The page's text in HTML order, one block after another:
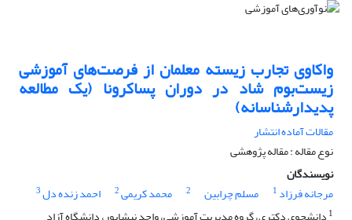
واکاوی تجارب ‌زیسته ‌معلمان از فرصت‌های آموزشی
زیست‌بوم شاد در دوران پسا‌کرونا (یک مطالعه
پدیدارشناسانه)
مقالات آماده انتشار
نوع مقاله : مقاله پژوهشی
نویسندگان
مرجانه فرزاد 1 مسلم چرابین 2 محمد کریمی2 احمد زنده دل3
1